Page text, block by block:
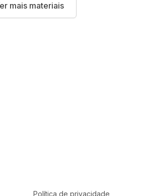
mais materiais
Política de privacidade